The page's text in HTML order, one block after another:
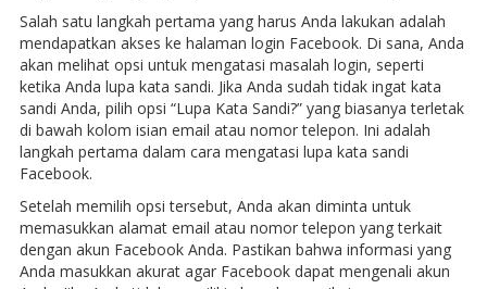
Salah satu langkah pertama yang harus Anda lakukan adalah
mendapatkan akses ke halaman login Facebook. Di sana, Anda
akan melihat opsi untuk mengatasi masalah login, seperti
ketika Anda lupa kata sandi. Jika Anda sudah tidak ingat kata
sandi Anda, pilih opsi “Lupa Kata Sandi?” yang biasanya terletak
di bawah kolom isian email atau nomor telepon. Ini adalah
langkah pertama dalam cara mengatasi lupa kata sandi
Facebook.
Setelah memilih opsi tersebut, Anda akan diminta untuk
memasukkan alamat email atau nomor telepon yang terkait
dengan akun Facebook Anda. Pastikan bahwa informasi yang
Anda masukkan akurat agar Facebook dapat mengenali akun